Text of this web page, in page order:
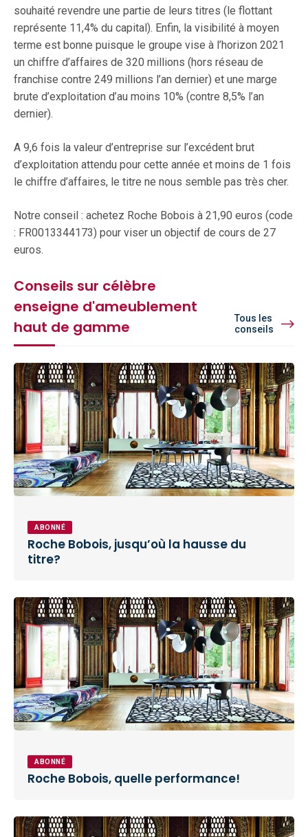
souhaité revendre une partie de leurs titres (le flottant
représente 11,4% du capital). Enfin, la visibilité à moyen
terme est bonne puisque le groupe vise à l’horizon 2021
un chiffre d’affaires de 320 millions (hors réseau de
franchise contre 249 millions l’an dernier) et une marge
brute d’exploitation d’au moins 10% (contre 8,5% l’an
dernier).
A 9,6 fois la valeur d’entreprise sur l’excédent brut
d’exploitation attendu pour cette année et moins de 1 fois
le chiffre d’affaires, le titre ne nous semble pas très cher.
Notre conseil : achetez Roche Bobois à 21,90 euros (code
: FR0013344173) pour viser un objectif de cours de 27
euros.
Conseils sur célèbre
enseigne d'ameublement
haut de gamme
Tous les
conseils
ABONNÉ
Roche Bobois, jusqu’où la hausse du
titre?
ABONNÉ
Roche Bobois, quelle performance!